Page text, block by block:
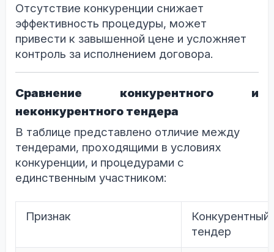
Отсутствие конкуренции снижает
эффективность процедуры, может
привести к завышенной цене и усложняет
контроль за исполнением договора.
Сравнение конкурентного и
неконкурентного тендера
В таблице представлено отличие между
тендерами, проходящими в условиях
конкуренции, и процедурами с
единственным участником:
Признак
Конкурентный
тендер